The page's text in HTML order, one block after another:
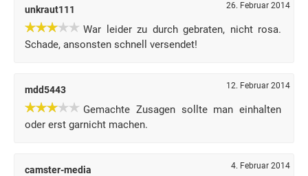
unkraut111 26. Februar 2014
War leider zu durch gebraten, nicht rosa.
Schade, ansonsten schnell versendet!
mdd5443 12. Februar 2014
Gemachte Zusagen sollte man einhalten
oder erst garnicht machen.
camster-media 4. Februar 2014